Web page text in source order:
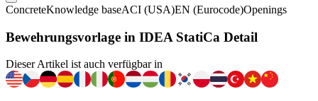
ConcreteKnowledge baseACI (USA)EN (Eurocode)Openings
Bewehrungsvorlage in IDEA StatiCa Detail
Dieser Artikel ist auch verfügbar in